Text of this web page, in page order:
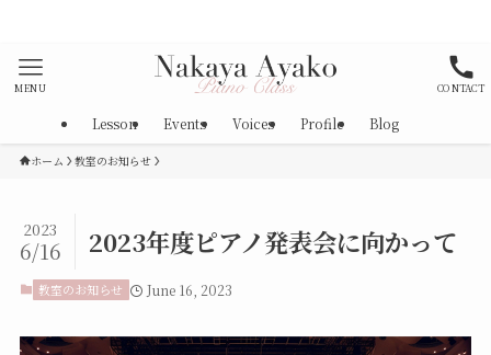
CONTACT
MENU
Lesson Events Voices Profile Blog
ホーム 教室のお知らせ
2023年度ピアノ発表会に向かって
2023
6/16
教室のお知らせ June 16, 2023